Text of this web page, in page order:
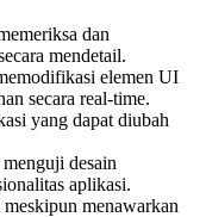
dan
mendetail.
elemen UI
secara real-time.
yang dapat diubah
desain
aplikasi.
menawarkan